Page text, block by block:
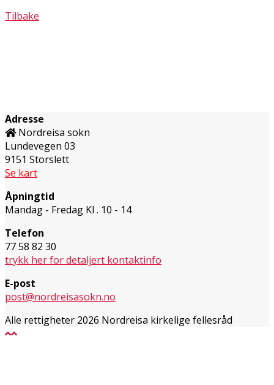
Tilbake
Adresse
Nordreisa sokn
Lundevegen 03
9151 Storslett
Se kart
Åpningtid
Mandag - Fredag Kl . 10 - 14
Telefon
77 58 82 30
trykk her for detaljert kontaktinfo
E-post
post@nordreisasokn.no
Alle rettigheter 2026 Nordreisa kirkelige fellesråd